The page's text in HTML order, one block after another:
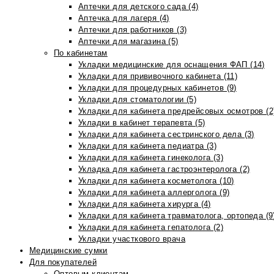
Аптечки для детского сада (4)
Аптечка для лагеря (4)
Аптечки для работников (3)
Аптечки для магазина (5)
По кабинетам
Укладки медицинские для оснащения ФАП (14)
Укладки для прививочного кабинета (11)
Укладки для процедурных кабинетов (9)
Укладки для стоматологии (5)
Укладки для кабинета предрейсовых осмотров
Укладки в кабинет терапевта (5)
Укладки для кабинета сестринского дела (3)
Укладки для кабинета педиатра (3)
Укладки для кабинета гинеколога (3)
Укладка для кабинета гастроэнтеролога (2)
Укладки для кабинета косметолога (10)
Укладки для кабинета аллерголога (9)
Укладки для кабинета хирурга (4)
Укладки для кабинета травматолога, ортопеда
Укладки для кабинета гепатолога (2)
Укладки участкового врача
Медицинские сумки
Для покупателей